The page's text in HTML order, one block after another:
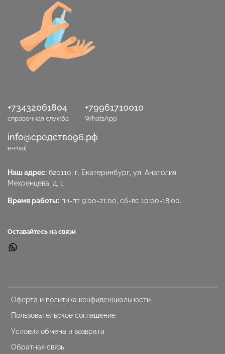
Оферта и политика конфиденциальности
Пользовательское соглашение
Условия обмена и возврата
Обратная связь
+73432061804
справочная служба
+79961710010
WhatsApp
info@средство96.рф
e-mail
Наш адрес: 620110, г. Екатеринбург, ул. Анатолия
Мехренцева, д. 1.
Время работы: пн-пт 9:00-21:00, сб-вс 10:00-18:00.
Оставайтесь на связи